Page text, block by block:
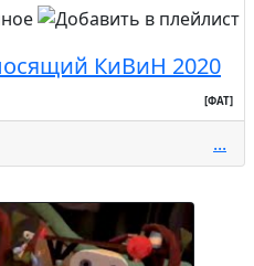
КиВиН 2020
[ФАТ]
...